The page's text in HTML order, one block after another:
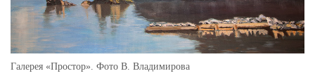
Галерея «Простор». Фото В. Владимирова